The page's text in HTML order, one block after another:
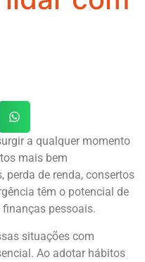
a qualquer momento
mais bem
perda de renda, consertos
têm o potencial de
pessoais.
situações com
Ao adotar hábitos